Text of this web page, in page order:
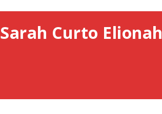
Sarah Curto Elionah